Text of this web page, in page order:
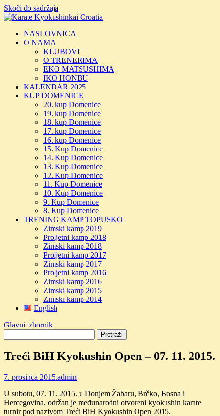
Skoči do sadržaja
NASLOVNICA
O NAMA
KLUBOVI
O TRENERIMA
EKO MATSUSHIMA
IKO HONBU
KALENDAR 2025
KUP DOMENICE
20. kup Domenice
19. kup Domenice
18. kup Domenice
17. kup Domenice
16. kup Domenice
15. Kup Domenice
14. Kup Domenice
13. Kup Domenice
12. Kup Domenice
11. Kup Domenice
10. Kup Domenice
9. Kup Domenice
8. Kup Domenice
TRENING KAMP TOPUSKO
Zimski kamp 2019
Proljetni kamp 2018
Zimski kamp 2018
Proljetni kamp 2017
Zimski kamp 2017
Proljetni kamp 2016
Zimski kamp 2016
Zimski kamp 2015
Zimski kamp 2014
English
Glavni izbornik
Treći BiH Kyokushin Open – 07. 11. 2015.
7. prosinca 2015.admin
U subotu, 07. 11. 2015. u Donjem Žabaru, Brčko, Bosna i
Hercegovina, održan je međunarodni otvoreni kyokushin karate
turnir pod nazivom Treći BiH Kyokushin Open 2015.